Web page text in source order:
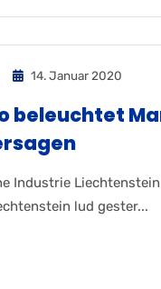
14. Januar 2020
beleuchtet
Industrie Liechtenstein
lud gester...